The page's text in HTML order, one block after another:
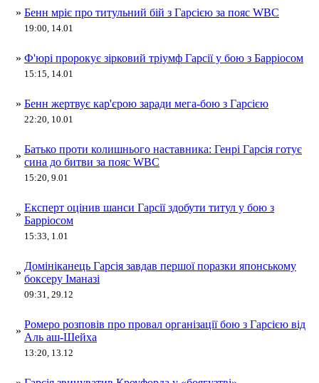
» Бенн мріє про титульний бій з Гарсією за пояс WBC
19:00, 14.01
» Ф'юрі пророкує зірковий тріумф Гарсії у бою з Барріосом
15:15, 14.01
» Бенн жертвує кар'єрою заради мега-бою з Гарсією
22:20, 10.01
»
Батько проти колишнього наставника: Генрі Гарсія готує
сина до битви за пояс WBC
15:20, 9.01
»
Експерт оцінив шанси Гарсії здобути титул у бою з
Барріосом
15:33, 1.01
»
Домініканець Гарсія завдав першої поразки японському
боксеру Іманазі
09:31, 29.12
»
Ромеро розповів про провал організації бою з Гарсією від
Аль аш-Шейха
13:20, 13.12